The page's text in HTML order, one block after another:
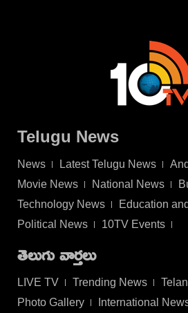
Telugu News
News Latest Telugu News
Movie News
National News
Technology News
Education
Political News
10TV Events
తెలుగు వార్తలు
LIVE TV Trending News
Photo Gallery
International